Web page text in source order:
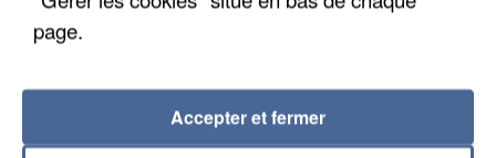
page.
Accepter et fermer